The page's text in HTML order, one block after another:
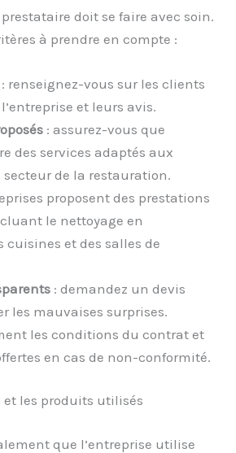
doit se faire avec soin.
à prendre en compte :
: renseignez-vous sur les clients
et leurs avis.
: assurez-vous que
des services adaptés aux
de la restauration.
proposent des prestations
le nettoyage en
cuisines et des salles de
: demandez un devis
les mauvaises surprises.
les conditions du contrat et
en cas de non-conformité.
et les produits utilisés
que l’entreprise utilise